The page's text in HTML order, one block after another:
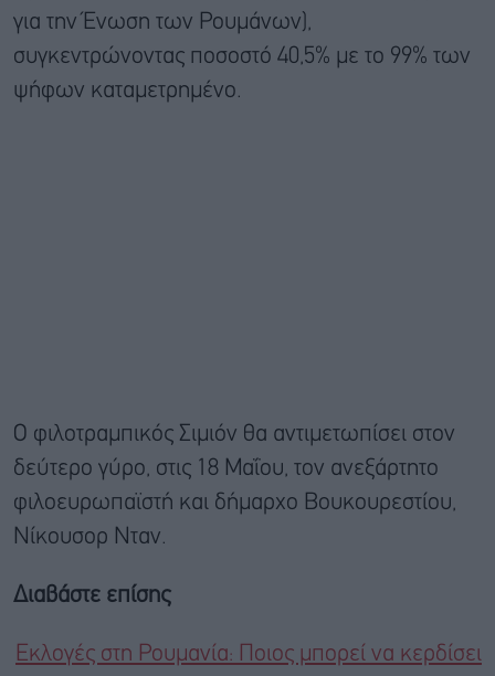
για την Ένωση των Ρουμάνων),
συγκεντρώνοντας ποσοστό 40,5% με το 99% των
ψήφων καταμετρημένο.
Ο φιλοτραμπικός Σιμιόν θα αντιμετωπίσει στον
δεύτερο γύρο, στις 18 Μαΐου, τον ανεξάρτητο
φιλοευρωπαϊστή και δήμαρχο Βουκουρεστίου,
Νίκουσορ Νταν.
Διαβάστε επίσης
Εκλογές στη Ρουμανία: Ποιος μπορεί να κερδίσει